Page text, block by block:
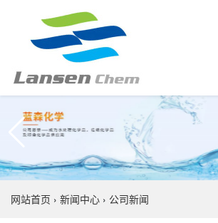
网站首页 › 新闻中心 › 公司新闻